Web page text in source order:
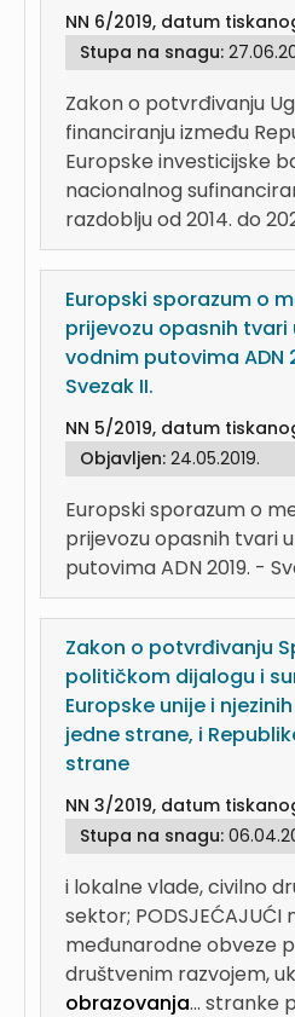
NN 6/2019, datum
Stupa na snagu:
Zakon o potvrđivanju
financiranju između
Europske investicijske
nacionalnog
razdoblju od 2014. do
Europski sporazum o
prijevozu opasnih
vodnim putovima ADN
Svezak II.
NN 5/2019, datum
Objavljen: 24.05.2019.
Europski sporazum o
prijevozu opasnih tvari
putovima ADN 2019. -
Zakon o potvrđivanju
političkom dijalogu i
Europske unije i
jedne strane, i
strane
NN 3/2019, datum
Stupa na snagu:
i lokalne vlade, civilno
sektor; PODSJEĆAJUĆI
međunarodne obveze
društvenim razvojem,
obrazovanja... stranke